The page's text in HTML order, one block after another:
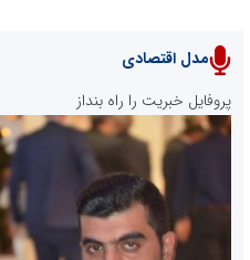
مدل اقتصادی
پروفایل خبریت را راه بنداز